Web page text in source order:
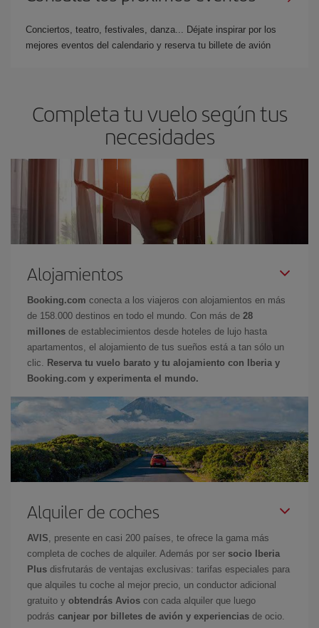
Conciertos, teatro, festivales, danza... Déjate inspirar por los
mejores eventos del calendario y reserva tu billete de avión
Completa tu vuelo según tus
necesidades
Alojamientos
Booking.com conecta a los viajeros con alojamientos en más
de 158.000 destinos en todo el mundo. Con más de 28
millones de establecimientos desde hoteles de lujo hasta
apartamentos, el alojamiento de tus sueños está a tan sólo un
clic.
Reserva tu vuelo barato y tu alojamiento con Iberia y
Booking.com y experimenta el mundo.
Alquiler de coches
AVIS , presente en casi 200 países, te ofrece la gama más
completa de coches de alquiler. Además por ser socio Iberia
Plus disfrutarás de ventajas exclusivas: tarifas especiales para
que alquiles tu coche al mejor precio, un conductor adicional
gratuito y obtendrás Avios con cada alquiler que luego
podrás canjear por billetes de avión y experiencias de ocio.